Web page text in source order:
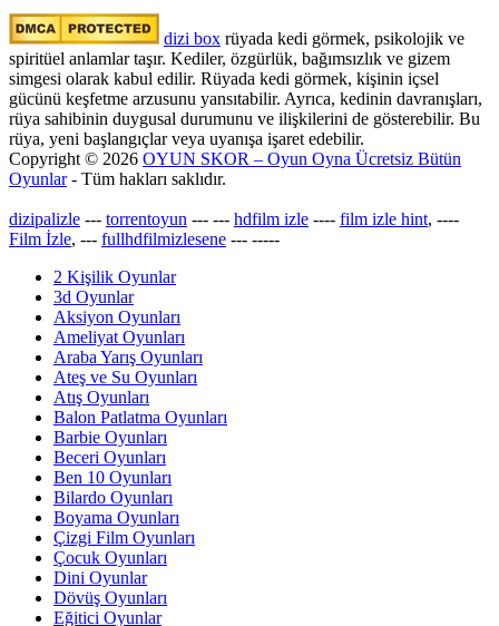
dizi box rüyada kedi görmek​, psikolojik ve
spiritüel anlamlar taşır. Kediler, özgürlük, bağımsızlık ve gizem
simgesi olarak kabul edilir. Rüyada kedi görmek, kişinin içsel
gücünü keşfetme arzusunu yansıtabilir. Ayrıca, kedinin davranışları,
rüya sahibinin duygusal durumunu ve ilişkilerini de gösterebilir. Bu
rüya, yeni başlangıçlar veya uyanışa işaret edebilir.
Copyright © 2026 OYUN SKOR – Oyun Oyna Ücretsiz Bütün
Oyunlar- Tüm hakları saklıdır.
dizipalizle --- torrentoyun --- --- hdfilm izle ---- film izle hint, ----
Film İzle, --- fullhdfilmizlesene --- -----
2 Kişilik Oyunlar
3d Oyunlar
Aksiyon Oyunları
Ameliyat Oyunları
Araba Yarış Oyunları
Ateş ve Su Oyunları
Atış Oyunları
Balon Patlatma Oyunları
Barbie Oyunları
Beceri Oyunları
Ben 10 Oyunları
Bilardo Oyunları
Boyama Oyunları
Çizgi Film Oyunları
Çocuk Oyunları
Dini Oyunlar
Dövüş Oyunları
Eğitici Oyunlar